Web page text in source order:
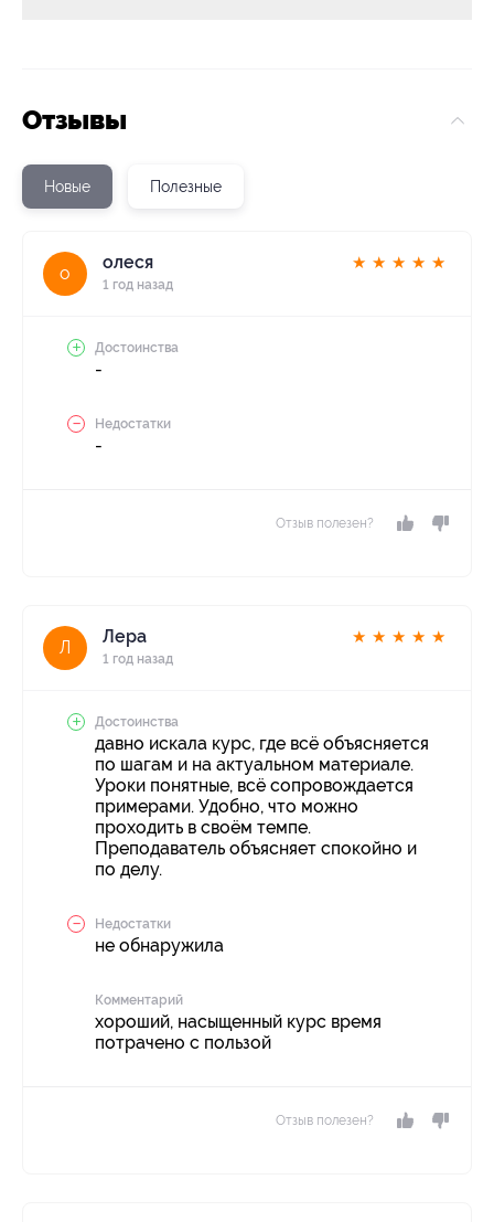
Отзывы
Новые Полезные
о
олеся
1 год назад
★ ★ ★ ★ ★
Достоинства
-
Недостатки
-
Отзыв полезен?
Л
Лера
1 год назад
★ ★ ★ ★ ★
Достоинства
давно искала курс, где всё объясняется
по шагам и на актуальном материале.
Уроки понятные, всё сопровождается
примерами. Удобно, что можно
проходить в своём темпе.
Преподаватель объясняет спокойно и
по делу.
Недостатки
не обнаружила
Комментарий
хороший, насыщенный курс время
потрачено с пользой
Отзыв полезен?